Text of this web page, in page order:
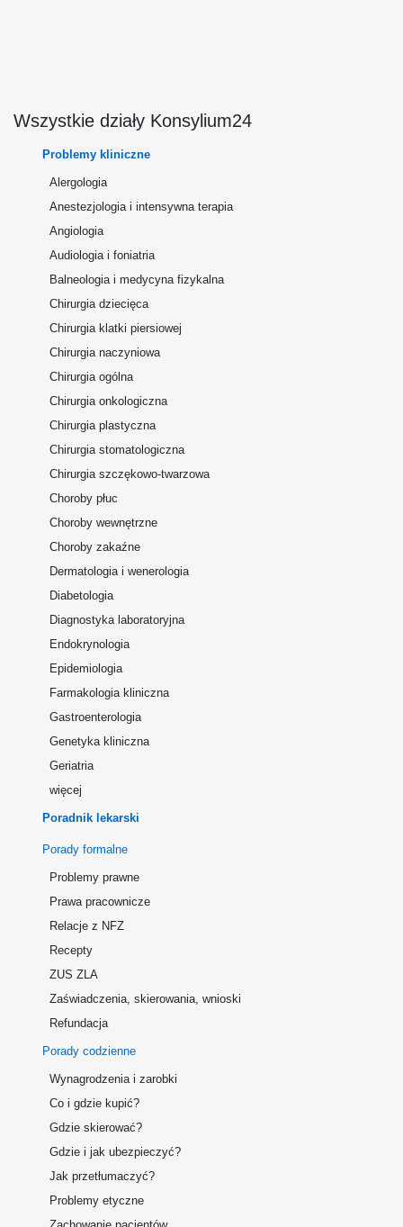
Wszystkie działy Konsylium24
Problemy kliniczne
Alergologia
Anestezjologia i intensywna terapia
Angiologia
Audiologia i foniatria
Balneologia i medycyna fizykalna
Chirurgia dziecięca
Chirurgia klatki piersiowej
Chirurgia naczyniowa
Chirurgia ogólna
Chirurgia onkologiczna
Chirurgia plastyczna
Chirurgia stomatologiczna
Chirurgia szczękowo-twarzowa
Choroby płuc
Choroby wewnętrzne
Choroby zakaźne
Dermatologia i wenerologia
Diabetologia
Diagnostyka laboratoryjna
Endokrynologia
Epidemiologia
Farmakologia kliniczna
Gastroenterologia
Genetyka kliniczna
Geriatria
więcej
Poradnik lekarski
Porady formalne
Problemy prawne
Prawa pracownicze
Relacje z NFZ
Recepty
ZUS ZLA
Zaświadczenia, skierowania, wnioski
Refundacja
Porady codzienne
Wynagrodzenia i zarobki
Co i gdzie kupić?
Gdzie skierować?
Gdzie i jak ubezpieczyć?
Jak przetłumaczyć?
Problemy etyczne